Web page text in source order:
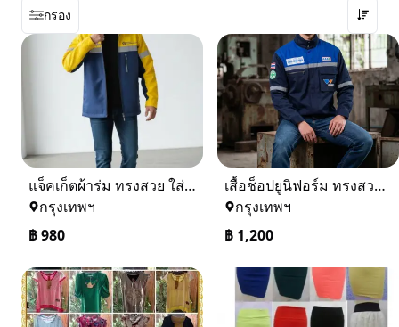
กรอง
แจ็คเก็ตผ้าร่ม ทรงสวย ใส่ได้ทุกวัน
กรุงเทพฯ
฿980
เสื้อช็อปยูนิฟอร์ม ทรงสวย งานคุณภาพ พร้อมใช้งานจริง
กรุงเทพฯ
฿ 1,200